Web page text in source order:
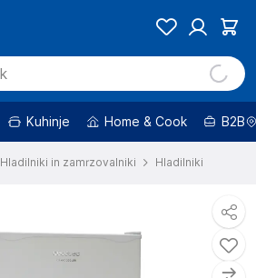
Kuhinje Home & Cook B2B
Hladilniki in zamrzovalniki Hladilniki